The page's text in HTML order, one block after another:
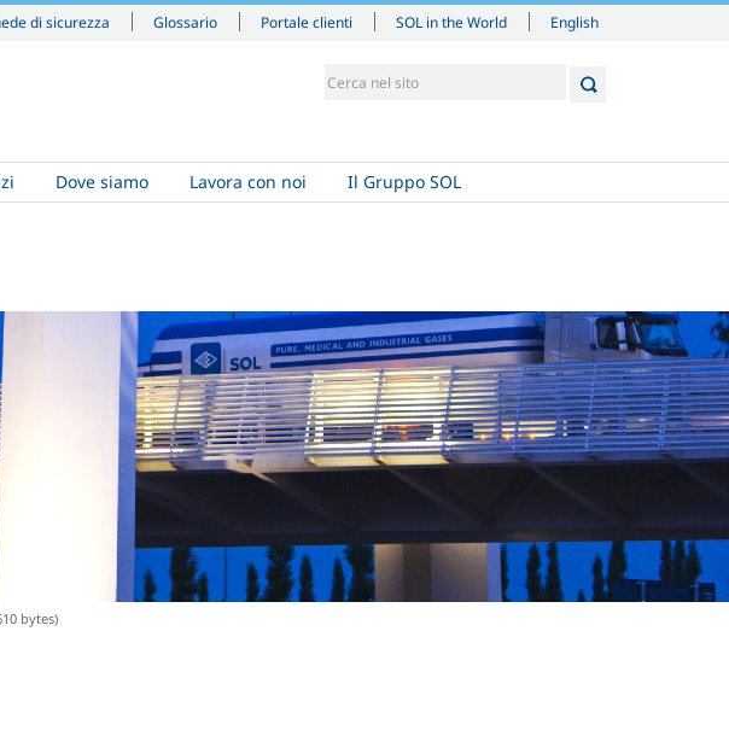
di sicurezza Glossario Portale clienti SOL in the World English
Dove siamo Lavora con noi Il Gruppo SOL
bytes)